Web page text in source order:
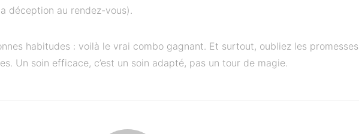
déception au rendez-vous).
habitudes : voilà le vrai combo gagnant. Et surtout, oubliez les promesses
Un soin efficace, c’est un soin adapté, pas un tour de magie.